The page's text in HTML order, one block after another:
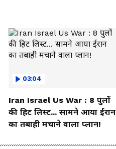
03:04
Iran Israel Us War : 8 पुलों
की हिट लिस्ट... सामने आया ईरान
का तबाही मचाने वाला प्लान!